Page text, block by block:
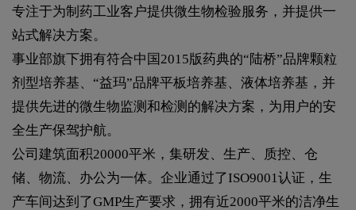
专注于为制药工业客户提供微生物检验服务，并提供一
站式解决方案。
事业部旗下拥有符合中国2015版药典的“陆桥”品牌颗粒
剂型培养基、“益玛”品牌平板培养基、液体培养基，并
提供先进的微生物监测和检测的解决方案，为用户的安
全生产保驾护航。
公司建筑面积20000平米，集研发、生产、质控、仓
储、物流、办公为一体。企业通过了ISO9001认证，生
产车间达到了GMP生产要求，拥有近2000平米的洁净生